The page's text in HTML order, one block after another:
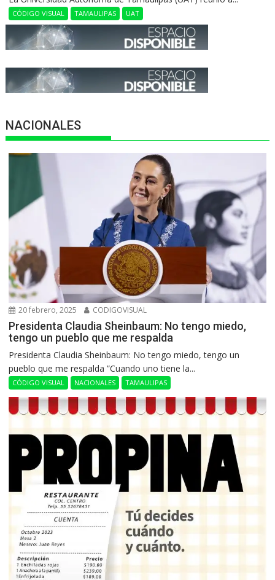
CÓDIGO VISUAL TAMAULIPAS UAT
NACIONALES
20 febrero, 2025 CODIGOVISUAL
Presidenta Claudia Sheinbaum: No tengo miedo,
tengo un pueblo que me respalda
Presidenta Claudia Sheinbaum: No tengo miedo, tengo un
pueblo que me respalda ”Cuando uno tiene la...
CÓDIGO VISUAL NACIONALES TAMAULIPAS